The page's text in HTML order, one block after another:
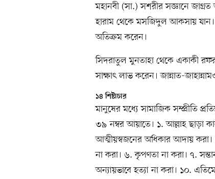
মহানবী (সা.) সশরীর সজ্ঞানে
হারাম থেকে মসজিদুল আকসায়
অতিক্রম করেন।
সিদরাতুল মুনতাহা থেকে একাকী
সাক্ষাৎ লাভ করেন। জান্নাত-
১৪ শিষ্টাচার
মানুষের মধ্যে সামাজিক সম্প্রীতি
৩৯ নম্বর আয়াতে। ১. আল্লাহ ছাড়া
আত্মীয়স্বজনের অধিকার আদায়
না করা। ৬. কৃপণতা না করা। ৭.
অন্যায়ভাবে হত্যা না করা। ১০.